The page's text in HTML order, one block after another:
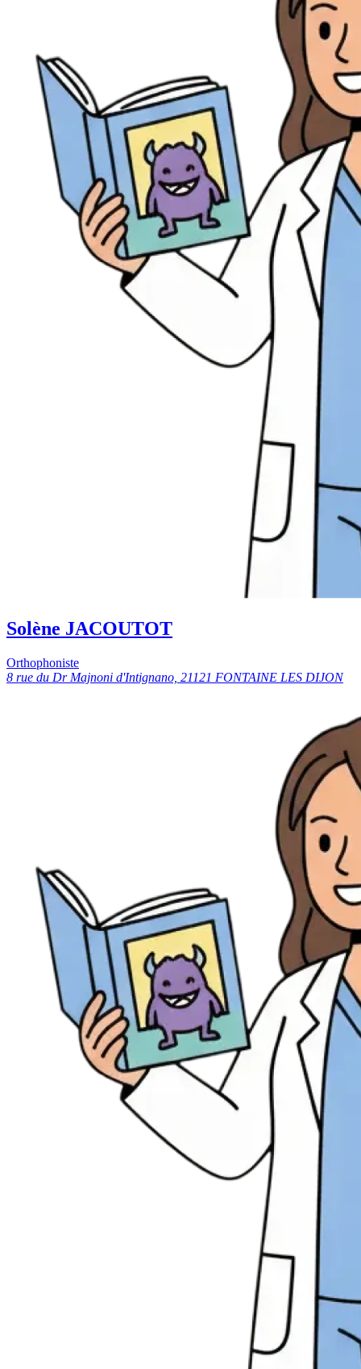
Solène JACOUTOT
Orthophoniste
8 rue du Dr Majnoni d'Intignano, 21121 FONTAINE LES DIJON